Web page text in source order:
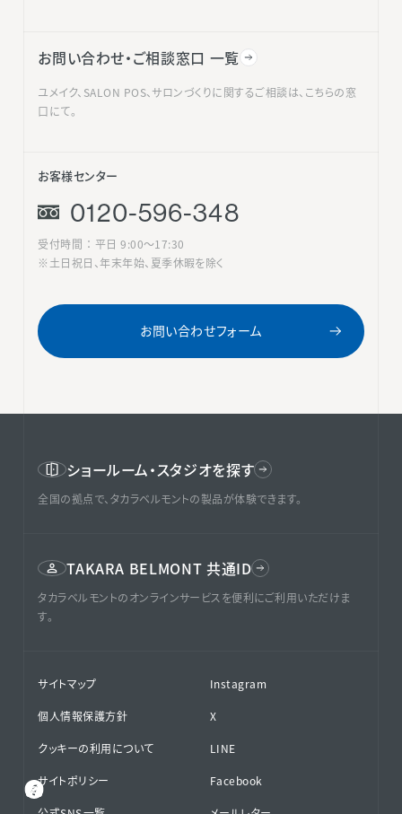
お問い合わせ・ご相談窓口 一覧
ユメイク、SALON POS、サロンづくりに関するご相談は、こちらの窓
口にて。
お客様センター
0120-596-348
受付時間 ： 平日 9:00〜17:30
※土日祝日、年末年始、夏季休暇を除く
お問い合わせフォーム
ショールーム・スタジオを探す
全国の拠点で、タカラベルモントの製品が体験できます。
TAKARA BELMONT 共通ID
タカラベルモントのオンラインサービスを便利にご利用いただけま
す。
サイトマップ
個人情報保護方針
クッキーの利用について
サイトポリシー
Instagram
X
LINE
Facebook